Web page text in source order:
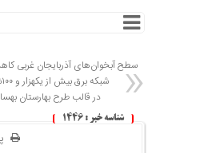
سطح آبخوان‌های آذربایجان غربی
در قالب طرح بهارستان
شناسه خبر : 1446